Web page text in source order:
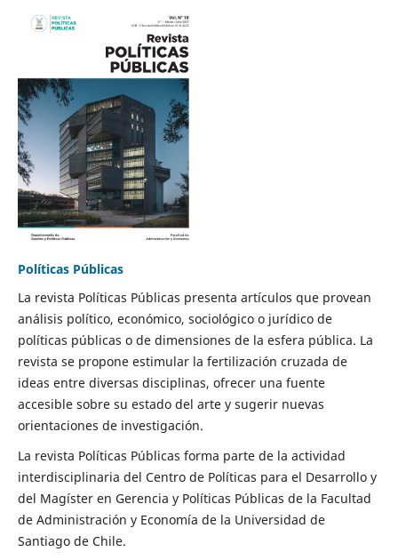
Políticas Públicas
La revista Políticas Públicas presenta artículos que provean
análisis político, económico, sociológico o jurídico de
políticas públicas o de dimensiones de la esfera pública. La
revista se propone estimular la fertilización cruzada de
ideas entre diversas disciplinas, ofrecer una fuente
accesible sobre su estado del arte y sugerir nuevas
orientaciones de investigación.
La revista Políticas Públicas forma parte de la actividad
interdisciplinaria del Centro de Políticas para el Desarrollo y
del Magíster en Gerencia y Políticas Públicas de la Facultad
de Administración y Economía de la Universidad de
Santiago de Chile.